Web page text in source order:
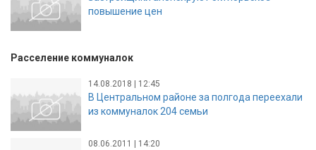
повышение цен
Расселение коммуналок
14.08.2018 | 12:45
В Центральном районе за полгода переехали
из коммуналок 204 семьи
08.06.2011 | 14:20